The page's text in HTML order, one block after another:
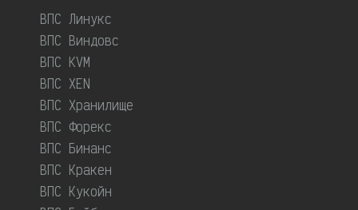
ВПС Линукс
ВПС Виндовс
ВПС KVM
ВПС XEN
ВПС Хранилище
ВПС Форекс
ВПС Бинанс
ВПС Кракен
ВПС Кукойн